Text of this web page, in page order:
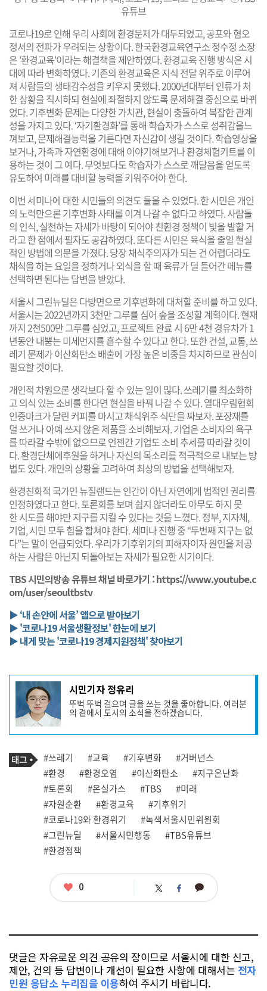
유튜브
코로나19로 인해 우리 사회에 환경문제가 대두되었고, 공포와 혐오
정서의 전파가 우려되는 상황이다. 한국환경교육연구소 정수정 소장
은 '환경교육'이라는 해결책을 제안하였다. 환경교육 진행 방식은 시
대에 따라 변화하였다. 기존의 환경교육은 지식 전달 위주로 이루어
져 사람들의 생태감수성을 키우지 못했다. 2000년대부터 인류가 처
한 상황을 직시하되 현실에 좌절하지 않도록 문제해결 중심으로 바뀌
었다. 기후변화 문제는 다양한 가치관, 현실이 충돌하여 복잡한 관계
성을 가지고 있다. ‘자기환경화’를 통해 학습자가 스스로 성취감을느
껴보고, 문제해결능력을 기른다면 자신감이 생길 것이다. 학습영상을
보거나, 가족과 자연환경에 대해 이야기해보거나 환경체험키트를 이
용하는 것이 그 예다. 무엇보다도 학습자가 스스로 깨달음을 얻도록
유도하여 미래를 대비할 능력을 키워주어야 한다.
이번 세미나에 대한 시민들의 의견도 들을 수 있었다. 한 시민은 개인
의 노력만으론 기후변화 사태를 이겨 나갈 수 없다고 하였다. 사람들
의 인식, 실천하는 자세가 바탕이 되어야 친환경 정책이 빛을 발할 거
라고 한 점에서 필자도 공감하였다. 또다른 시민은 육식을 줄일 현실
적인 방법에 의문을 가졌다. 당장 채식주의자가 되는 건 어렵더라도
채식을 하는 요일을 정하거나 외식을 할 때 육류가 덜 들어간 메뉴를
선택하면 된다는 답변을 받았다.
서울시 그린뉴딜은 다방면으로 기후변화에 대처할 준비를 하고 있다.
서울시는 2022년까지 3천만 그루를 심어 숲을 조성할 계획이다. 현재
까지 2천500만 그루를 심었고, 프로젝트 완료 시 6만 4천 경유차가 1
년동안 내뿜는 미세먼지를 흡수할 수 있다고 한다. 또한 건설, 교통, 쓰
레기 문제가 이산화탄소 배출에 가장 높은 비중을 차지하므로 관심이
필요할 것이다.
개인적 차원으론 생각보다 할 수 있는 일이 많다. 쓰레기를 최소화하
고 의식 있는 소비를 한다면 현실을 바꿔 나갈 수 있다. 열대우림협회
인증마크가 달린 커피를 마시고 채식위주 식단을 짜보자. 포장재를
덜 쓰거나 아예 쓰지 않은 제품을 소비해보자. 기업은 소비자의 욕구
를 따라갈 수밖에 없으므로 언젠간 기업도 소비 추세를 따라갈 것이
다. 환경단체에후원을 하거나 자신의 목소리를 적극적으로 내보는 방
법도 있다. 개인의 상황을 고려하여 최상의 방법을 선택해보자.
환경친화적 국가인 뉴질랜드는 인간이 아닌 자연에게 법적인 권리를
인정하였다고 한다. 토론회를 보며 쉽지 않더라도 아무도 하지 못
한 시도를 해야만 지구를 지킬 수 있다는 것을 느꼈다. 정부, 지자체,
기업, 시민 모두 힘을 합쳐야 한다. 세미나 진행 중 “두번째 지구는 없
다”는 말이 언급되었다. 우리가 기후위기의 피해자이자 원인을 제공
하는 사람은 아닌지 되돌아보는 자세가 필요한 시기이다.
TBS 시민의방송 유튜브 채널 바로가기 :https://www.youtube.c
om/user/seoultbstv
▶ ‘내 손안에 서울’ 앱으로 받아보기
▶ '코로나19 서울생활정보' 한눈에 보기
▶ 내게 맞는 '코로나19 경제지원정책' 찾아보기
기
사
성
자
프
필
시민기자 정유리
뚜벅 뚜벅 걸으며 글을 쓰는 것을 좋아합니다. 여러분
의 곁에서 도시의 소식을 전하겠습니다.
기
사
관
련
태
그
태
그
#쓰레기 #교육 #기후변화
#거버넌스
#환경
#환경오염 #이산화탄소
#지구온난화
#토론회
#온실가스 #TBS
#미래
#자원순환
#환경교육
#기후위기
#코로나19와 환경위기
#녹색서울시민위원회
#그린뉴딜
#서울시민행동
#TBS유튜브
#환경정책
좋
0 트 페 카
댓글은 자유로운 의견 공유의 장이므로 서울시에 대한 신고,
제안, 건의 등 답변이나 개선이 필요한 사항에 대해서는 전자
민원 응답소 누리집을 이용하여 주시기 바랍니다.